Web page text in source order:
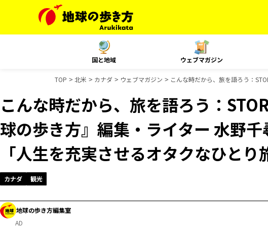
国と地域 ウェブマガジン
TOP 北米 カナダ ウェブマガジン こんな時だから、旅を語ろう：
こんな時だから、旅を語ろう：
球の歩き方』編集・ライター 水野千
「人生を充実させるオタクなひとり
カナダ 観光
地球の歩き方編集室
AD